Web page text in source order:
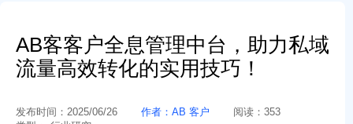
AB客客户全息管理中台，助力私域
流量高效转化的实用技巧！
发布时间： 2025/06/26 作者： AB 客户 阅读： 353